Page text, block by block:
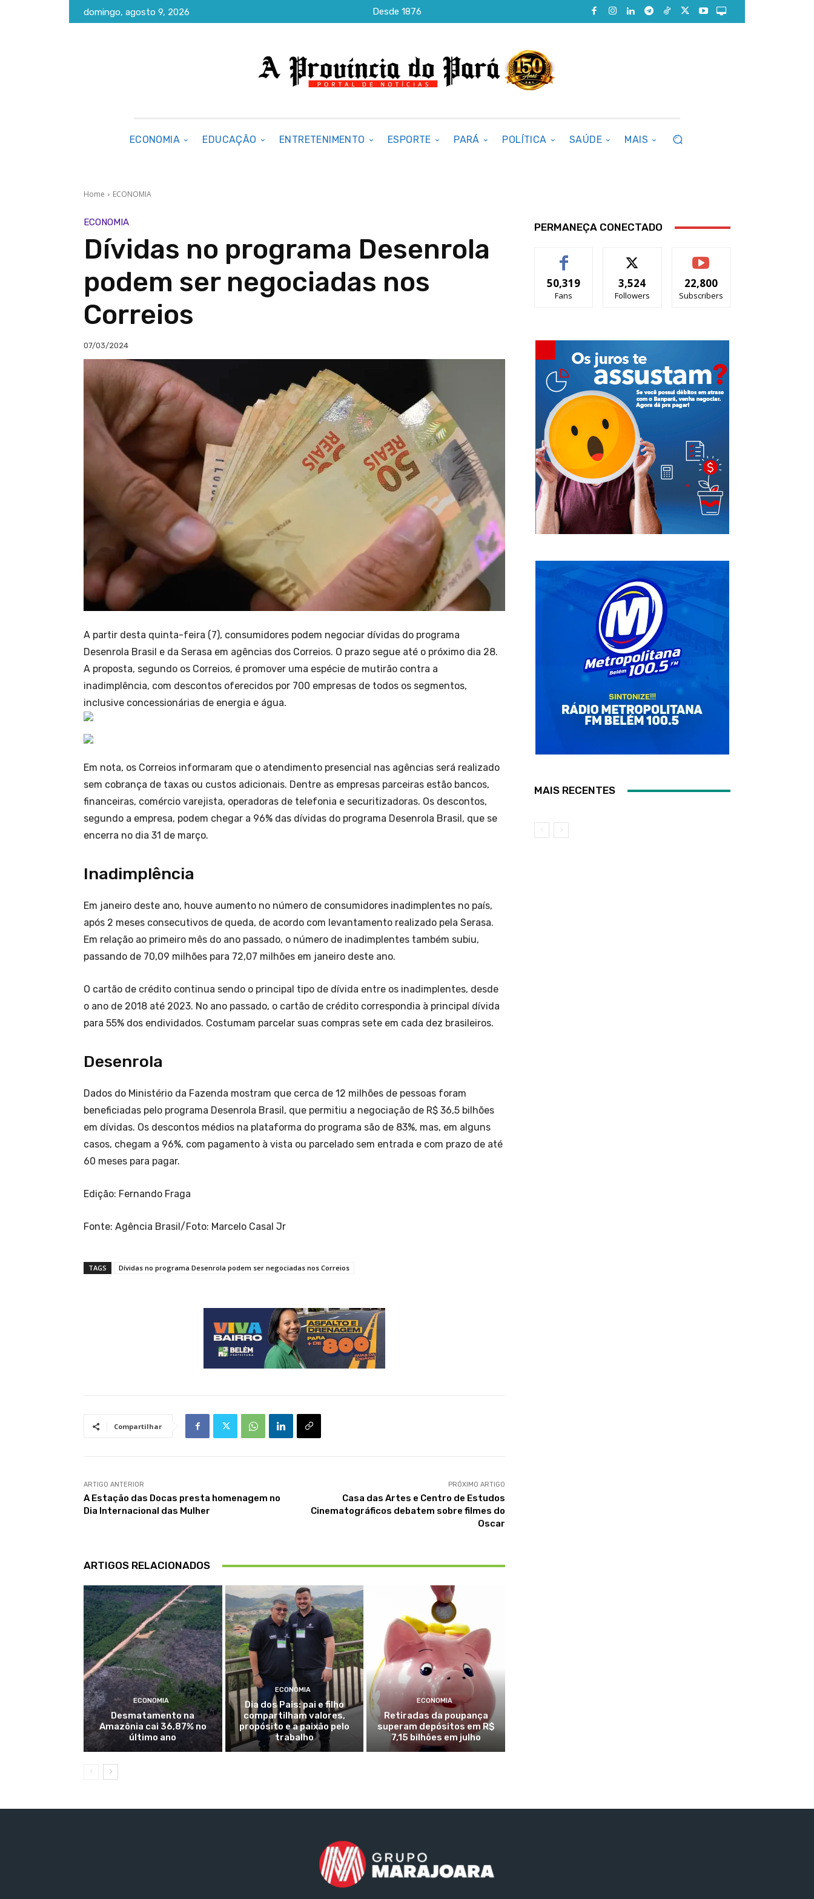
domingo, agosto 9, 2026 Desde 1876
ECONOMIA EDUCAÇÃO ENTRETENIMENTO ESPORTE PARÁ POLÍTICA SAÚDE MAIS
Home ECONOMIA
ECONOMIA
Dívidas no programa Desenrola
podem ser negociadas nos
Correios
07/03/2024
A partir desta quinta-feira (7), consumidores podem negociar dívidas do programa
Desenrola Brasil e da Serasa em agências dos Correios. O prazo segue até o próximo dia 28.
A proposta, segundo os Correios, é promover uma espécie de mutirão contra a
inadimplência, com descontos oferecidos por 700 empresas de todos os segmentos,
inclusive concessionárias de energia e água.
Em nota, os Correios informaram que o atendimento presencial nas agências será realizado
sem cobrança de taxas ou custos adicionais. Dentre as empresas parceiras estão bancos,
financeiras, comércio varejista, operadoras de telefonia e securitizadoras. Os descontos,
segundo a empresa, podem chegar a 96% das dívidas do programa Desenrola Brasil, que se
encerra no dia 31 de março.
Inadimplência
Em janeiro deste ano, houve aumento no número de consumidores inadimplentes no país,
após 2 meses consecutivos de queda, de acordo com levantamento realizado pela Serasa.
Em relação ao primeiro mês do ano passado, o número de inadimplentes também subiu,
passando de 70,09 milhões para 72,07 milhões em janeiro deste ano.
O cartão de crédito continua sendo o principal tipo de dívida entre os inadimplentes, desde
o ano de 2018 até 2023. No ano passado, o cartão de crédito correspondia à principal dívida
para 55% dos endividados. Costumam parcelar suas compras sete em cada dez brasileiros.
Desenrola
Dados do Ministério da Fazenda mostram que cerca de 12 milhões de pessoas foram
beneficiadas pelo programa Desenrola Brasil, que permitiu a negociação de R$ 36,5 bilhões
em dívidas. Os descontos médios na plataforma do programa são de 83%, mas, em alguns
casos, chegam a 96%, com pagamento à vista ou parcelado sem entrada e com prazo de até
60 meses para pagar.
Edição: Fernando Fraga
Fonte: Agência Brasil/Foto: Marcelo Casal Jr
TAGS Dívidas no programa Desenrola podem ser negociadas nos Correios
Compartilhar
ARTIGO ANTERIOR
A Estação das Docas presta homenagem no
Dia Internacional das Mulher
PRÓXIMO ARTIGO
Casa das Artes e Centro de Estudos
Cinematográficos debatem sobre filmes do
Oscar
ARTIGOS RELACIONADOS
ECONOMIA
Desmatamento na
Amazônia cai 36,87% no
último ano
ECONOMIA
Dia dos Pais: pai e filho
compartilham valores,
propósito e a paixão pelo
trabalho
ECONOMIA
Retiradas da poupança
superam depósitos em R$
7,15 bilhões em julho
PERMANEÇA CONECTADO
50,319
Fans
3,524
Followers
22,800
Subscribers
MAIS RECENTES